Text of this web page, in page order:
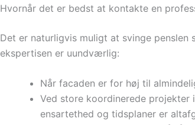
Hvornår det er bedst at kontakte en
Det er naturligvis muligt at svinge penslen
ekspertisen er uundværlig:
Når facaden er for høj til
Ved store koordinerede projekter
ensartethed og tidsplaner er